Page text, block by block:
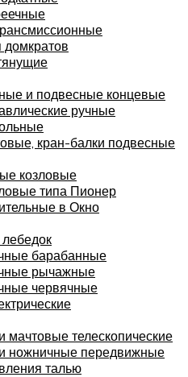
и подвесные концевые
ручные
кран-балки подвесные
козловые
типа Пионер
в Окно
барабанные
рычажные
червячные
мачтовые телескопические
ножничные передвижные
талью